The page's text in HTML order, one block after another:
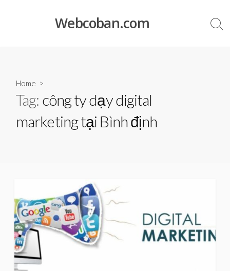
Webcoban.com
Home >
Tag: công ty dạy digital
marketing tại Bình định